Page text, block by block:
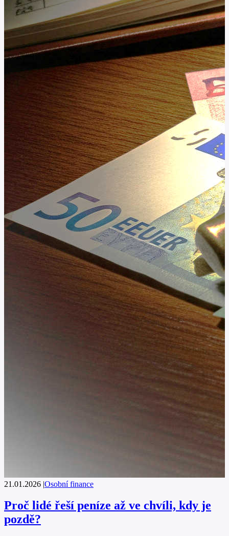
21.01.2026 |Osobní finance
Proč lidé řeší peníze až ve chvíli, kdy je
pozdě?